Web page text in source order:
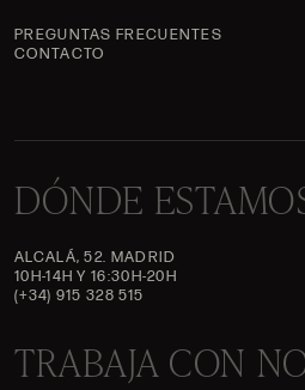
PREGUNTAS FRECUENTES
CONTACTO
DÓNDE
ALCALÁ, 52. MADRID
10H-14H Y 16:30H-20H
(+34) 915 328 515
TRABAJA CON